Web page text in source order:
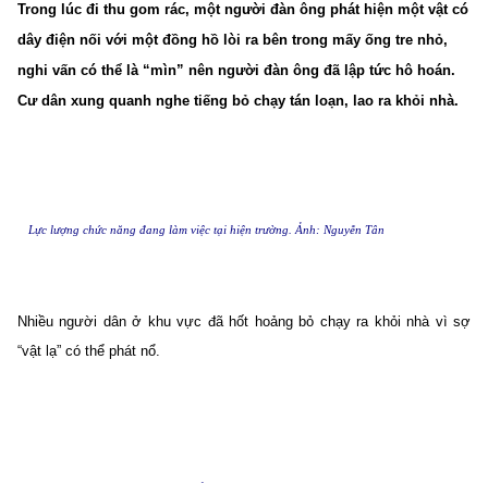
Trong lúc đi thu gom rác, một người đàn ông phát hiện một vật có
dây điện nối với một đồng hồ lòi ra bên trong mấy ống tre nhỏ,
nghi vấn có thể là “mìn” nên người đàn ông đã lập tức hô hoán.
Cư dân xung quanh nghe tiếng bỏ chạy tán loạn, lao ra khỏi nhà.
Lực lượng chức năng đang làm việc tại hiện trường. Ảnh: Nguyễn Tân
Nhiều người dân ở khu vực đã hốt hoảng bỏ chạy ra khỏi nhà vì sợ
“vật lạ” có thể phát nổ.